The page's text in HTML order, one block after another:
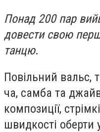
Понад 200 пар
довести свою
танцю.
Повільний вальс,
ча, самба та
композиції,
швидкості